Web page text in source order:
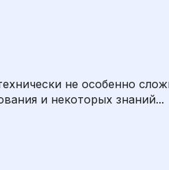
не особенно
и некоторых знаний...